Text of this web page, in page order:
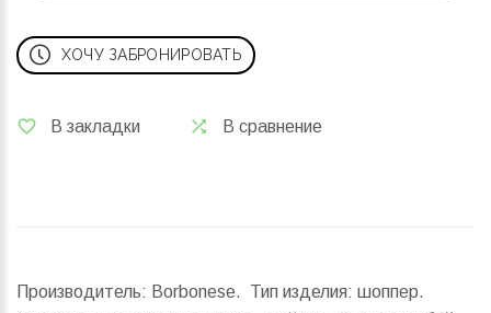
ХОЧУ ЗАБРОНИРОВАТЬ
В закладки В сравнение
Производитель: Borbonese. Тип изделия: шоппер.